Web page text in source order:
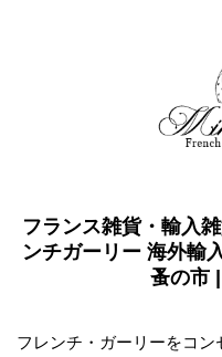
フランス雑貨・輸入
ンチガーリー 海外輸
蚤の市
フレンチ・ガーリーをコ